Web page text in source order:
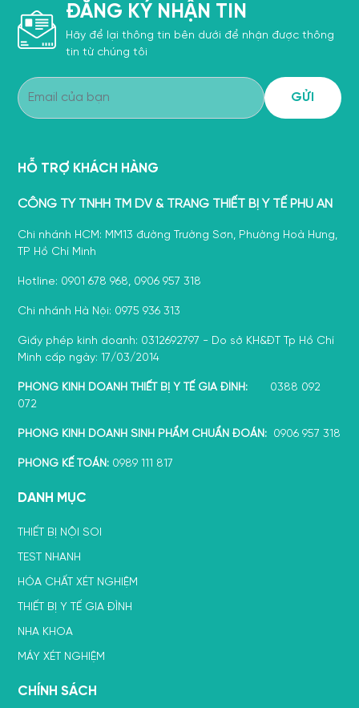
ĐĂNG KÝ NHẬN TIN
Hãy để lại thông tin bên dưới để nhận được thông
tin từ chúng tôi
HỖ TRỢ KHÁCH HÀNG
CÔNG TY TNHH TM DV & TRANG THIẾT BỊ Y TẾ PHÚ AN
Chi nhánh HCM: MM13 đường Trường Sơn, Phường Hoà Hưng,
TP Hồ Chí Minh
Hotline: 0901 678 968, 0906 957 318
Chi nhánh Hà Nội: 0975 936 313
Giấy phép kinh doanh: 0312692797 - Do sở KH&ĐT Tp Hồ Chí
Minh cấp ngày: 17/03/2014
PHÒNG KINH DOANH THIẾT BỊ Y TẾ GIA ĐÌNH: 0388 092
072
PHÒNG KINH DOANH SINH PHẨM CHUẨN ĐOÁN: 0906 957 318
PHÒNG KẾ TOÁN: 0989 111 817
DANH MỤC
THIẾT BỊ NỘI SOI
TEST NHANH
HÓA CHẤT XÉT NGHIỆM
THIẾT BỊ Y TẾ GIA ĐÌNH
NHA KHOA
MÁY XÉT NGHIỆM
CHÍNH SÁCH